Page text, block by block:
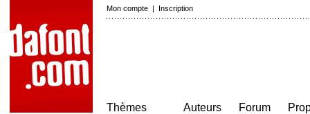
Mon compte | Inscription
Thèmes
Auteurs
Forum